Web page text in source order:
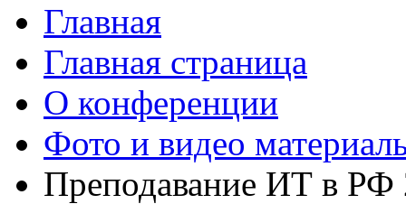
Главная
Главная страница
О конференции
Фото и видео
Преподавание ИТ в РФ